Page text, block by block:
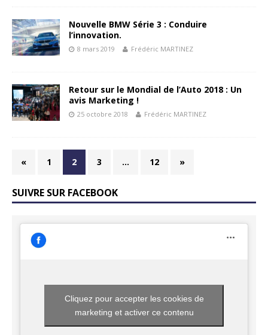
Nouvelle BMW Série 3 : Conduire
l’innovation.
8 mars 2019 Frédéric MARTINEZ
Retour sur le Mondial de l’Auto 2018 : Un
avis Marketing !
25 octobre 2018 Frédéric MARTINEZ
« 1 2 3 … 12 »
SUIVRE SUR FACEBOOK
Cliquez pour accepter les cookies de
marketing et activer ce contenu